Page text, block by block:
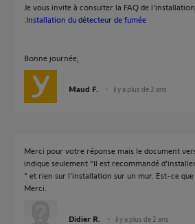
Je vous invite à consulter la FAQ de
:Installation du détecteur de fumée
Bonne journée,
Maud F. il y a plus de 2 ans
Merci pour votre réponse mais le document
indique seulement "Il est recommandé
" et rien sur l'installation sur un mur. Est-ce
Merci.
Didier R. il y a plus de 2 ans